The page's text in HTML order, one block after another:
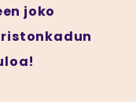
joko